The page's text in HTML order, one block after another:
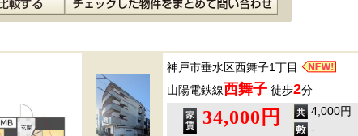
神戸市垂水区西舞子1丁目
山陽電鉄線西舞子 徒歩2分
34,000円
4,000円
-